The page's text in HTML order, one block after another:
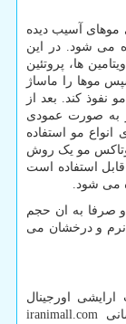
موهای آسیب دیده
می شود. در این
ها، پروتئین
موها را ماساژ
نفوذ کند. بعد از
به صورت عمودی
مو استفاده
می باشد . بوتاکس مو یک روش
استفاده است
می شود.
صرفا به ان حجم
نرم و درخشان می
اورجینال
iranimall.com